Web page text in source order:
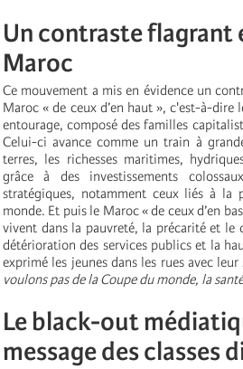
Un contraste flagrant
Maroc
Ce mouvement a mis en évidence un
Maroc « de ceux d’en haut », c'est-à-dire
entourage, composé des familles
Celui-ci avance comme un train à
terres, les richesses maritimes,
grâce à des investissements
stratégiques, notamment ceux liés à la
monde. Et puis le Maroc « de ceux d’en
vivent dans la pauvreté, la précarité et le
détérioration des services publics et la
exprimé les jeunes dans les rues avec
voulons pas de la Coupe du monde, la
Le black-out
message des classes